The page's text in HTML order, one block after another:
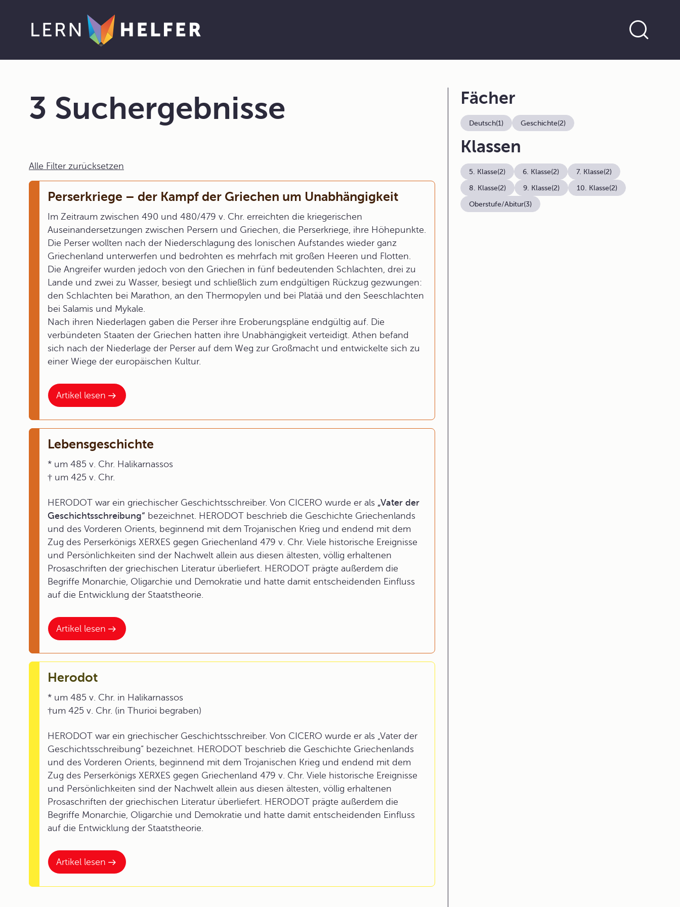
3 Suchergebnisse
Alle Filter zurücksetzen
Artikel lesen
Perserkriege – der Kampf der Griechen um Unabhängigkeit
Im Zeitraum zwischen 490 und 480/479 v. Chr. erreichten die kriegerischen
Auseinandersetzungen zwischen Persern und Griechen, die Perserkriege, ihre Höhepunkte.
Die Perser wollten nach der Niederschlagung des Ionischen Aufstandes wieder ganz
Griechenland unterwerfen und bedrohten es mehrfach mit großen Heeren und Flotten.
Die Angreifer wurden jedoch von den Griechen in fünf bedeutenden Schlachten, drei zu
Lande und zwei zu Wasser, besiegt und schließlich zum endgültigen Rückzug gezwungen:
den Schlachten bei Marathon, an den Thermopylen und bei Platää und den Seeschlachten
bei Salamis und Mykale.
Nach ihren Niederlagen gaben die Perser ihre Eroberungspläne endgültig auf. Die
verbündeten Staaten der Griechen hatten ihre Unabhängigkeit verteidigt. Athen befand
sich nach der Niederlage der Perser auf dem Weg zur Großmacht und entwickelte sich zu
einer Wiege der europäischen Kultur.
Artikel lesen
Lebensgeschichte
* um 485 v. Chr. Halikarnassos
† um 425 v. Chr.
HERODOT war ein griechischer Geschichtsschreiber. Von CICERO wurde er als „Vater der
Geschichtsschreibung“ bezeichnet. HERODOT beschrieb die Geschichte Griechenlands
und des Vorderen Orients, beginnend mit dem Trojanischen Krieg und endend mit dem
Zug des Perserkönigs XERXES gegen Griechenland 479 v. Chr. Viele historische Ereignisse
und Persönlichkeiten sind der Nachwelt allein aus diesen ältesten, völlig erhaltenen
Prosaschriften der griechischen Literatur überliefert. HERODOT prägte außerdem die
Begriffe Monarchie, Oligarchie und Demokratie und hatte damit entscheidenden Einfluss
auf die Entwicklung der Staatstheorie.
Artikel lesen
Herodot
* um 485 v. Chr. in Halikarnassos
†um 425 v. Chr. (in Thurioi begraben)
HERODOT war ein griechischer Geschichtsschreiber. Von CICERO wurde er als „Vater der
Geschichtsschreibung“ bezeichnet. HERODOT beschrieb die Geschichte Griechenlands
und des Vorderen Orients, beginnend mit dem Trojanischen Krieg und endend mit dem
Zug des Perserkönigs XERXES gegen Griechenland 479 v. Chr. Viele historische Ereignisse
und Persönlichkeiten sind der Nachwelt allein aus diesen ältesten, völlig erhaltenen
Prosaschriften der griechischen Literatur überliefert. HERODOT prägte außerdem die
Begriffe Monarchie, Oligarchie und Demokratie und hatte damit entscheidenden Einfluss
auf die Entwicklung der Staatstheorie.
Fächer
Deutsch(1) Geschichte(2)
Klassen
5. Klasse(2) 6. Klasse(2) 7. Klasse(2)
8. Klasse(2) 9. Klasse(2) 10. Klasse(2)
Oberstufe/Abitur(3)